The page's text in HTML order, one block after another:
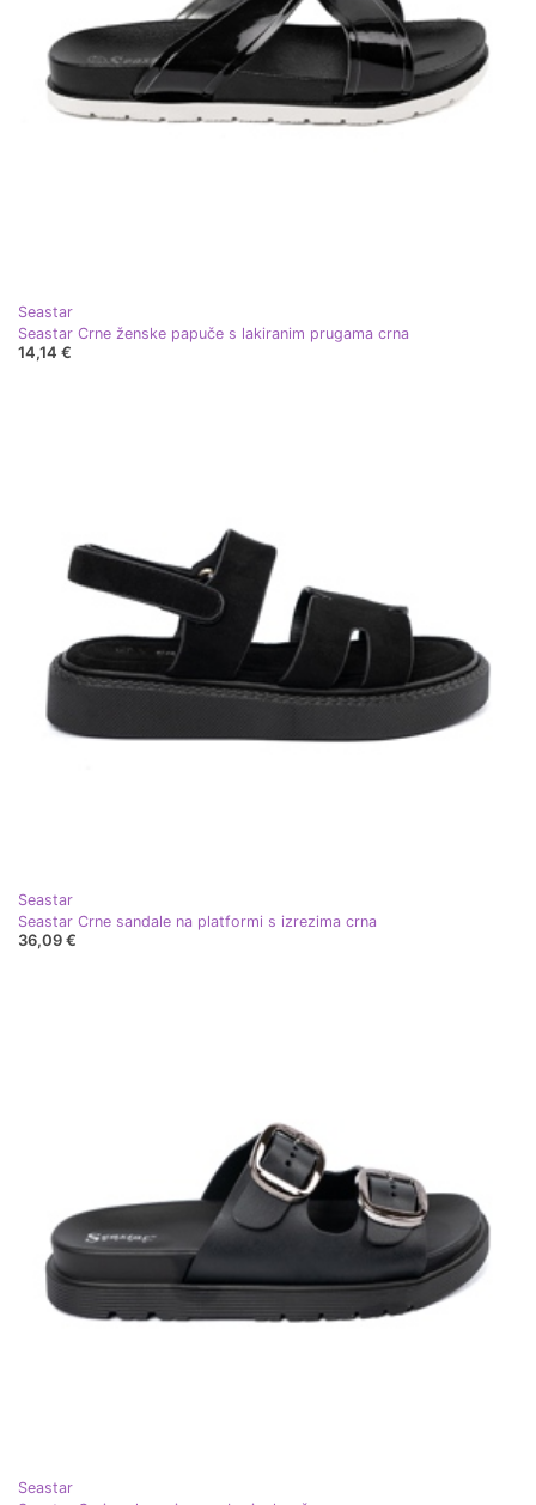
Seastar
Seastar Crne ženske papuče s lakiranim prugama crna
14,14 €
Seastar
Seastar Crne sandale na platformi s izrezima crna
36,09 €
Seastar